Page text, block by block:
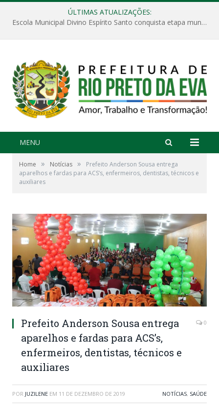
ÚLTIMAS ATUALIZAÇÕES:
Escola Municipal Divino Espírito Santo conquista etapa municipal da V Feira Amazonense de Matemática
MENU
Home » Notícias »
Prefeito Anderson Sousa entrega
aparelhos e fardas para ACS’s, enfermeiros, dentistas, técnicos e
auxiliares
Prefeito Anderson Sousa entrega
aparelhos e fardas para ACS’s,
enfermeiros, dentistas, técnicos e
auxiliares
0
POR JUZILENE EM 11 DE DEZEMBRO DE 2019 NOTÍCIAS, SAÚDE